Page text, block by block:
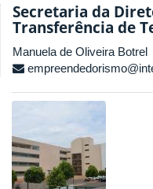
Secretaria da
Transferência de
Manuela de Oliveira Botrel